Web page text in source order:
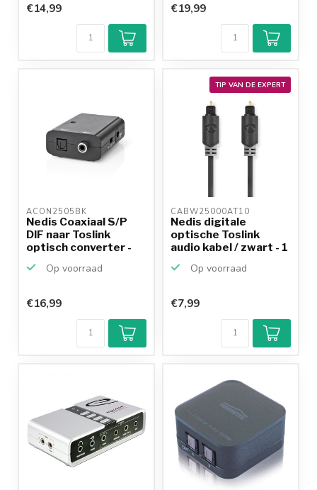
€14,99 €19,99
ACON2505BK
Nedis Coaxiaal S/P
DIF naar Toslink
optisch converter -
Op voorraad
€16,99
TIP VAN DE EXPERT
CABW25000AT10
Nedis digitale
optische Toslink
audio kabel / zwart - 1
Op voorraad
€7,99